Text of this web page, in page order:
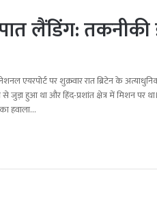
लैंडिंग: तकनीकी
पर शुक्रवार रात ब्रिटेन के
हुआ था और हिंद-प्रशांत क्षेत्र में मिशन पर
हवाला…